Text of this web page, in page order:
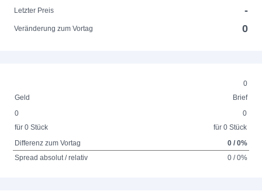
Letzter Preis
-
Veränderung zum Vortag 0
0
Geld
Brief
0
für 0 Stück
0
für 0 Stück
Differenz zum Vortag
0 / 0%
Spread absolut / relativ
0 / 0%